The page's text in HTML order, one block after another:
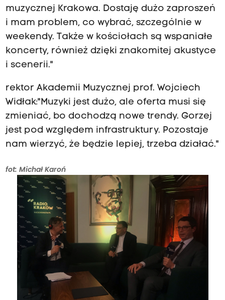
muzycznej Krakowa. Dostaję dużo zaproszeń
i mam problem, co wybrać, szczególnie w
weekendy. Także w kościołach są wspaniałe
koncerty, również dzięki znakomitej akustyce
i scenerii."
rektor Akademii Muzycznej prof. Wojciech
Widłak:"Muzyki jest dużo, ale oferta musi się
zmieniać, bo dochodzą nowe trendy. Gorzej
jest pod względem infrastruktury. Pozostaje
nam wierzyć, że będzie lepiej, trzeba działać."
fot: Michał Karoń